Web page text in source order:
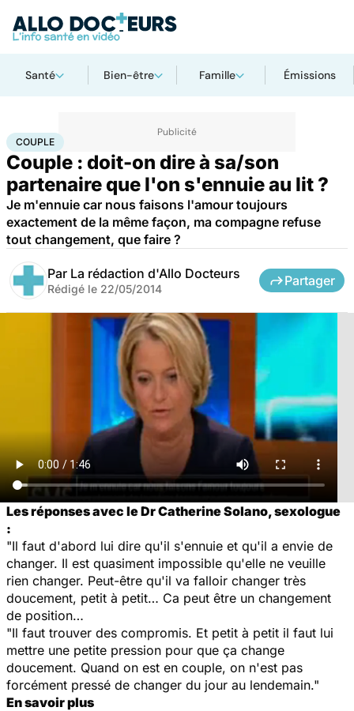
Santé Bien-être Famille Émissions
Accueil Bien-être
COUPLE
Couple : doit-on dire à sa/son
partenaire que l'on s'ennuie au lit ?
Je m'ennuie car nous faisons l'amour toujours
exactement de la même façon, ma compagne refuse
tout changement, que faire ?
Par La rédaction d'Allo Docteurs
Rédigé le 22/05/2014
Partager
Les réponses avec le Dr Catherine Solano, sexologue
:
"Il faut d'abord lui dire qu'il s'ennuie et qu'il a envie de
changer. Il est quasiment impossible qu'elle ne veuille
rien changer. Peut-être qu'il va falloir changer très
doucement, petit à petit… Ca peut être un changement
de position…
"Il faut trouver des compromis. Et petit à petit il faut lui
mettre une petite pression pour que ça change
doucement. Quand on est en couple, on n'est pas
forcément pressé de changer du jour au lendemain."
En savoir plus